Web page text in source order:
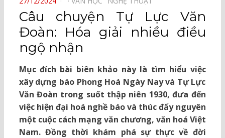
ON
Câu chuyện Tự Lực Văn
Đoàn: Hóa giải nhiều điều
ngộ nhận
Mục đích bài biên khảo này là tìm hiểu việc
xây dựng báo Phong Hoá Ngày Nay và Tự Lực
Văn Đoàn trong suốt thập niên 1930, đưa đến
việc hiện đại hoá nghề báo và thúc đẩy nguyên
một cuộc cách mạng văn chương, văn hoá Việt
Nam. Đồng thời khám phá sự thực về đời